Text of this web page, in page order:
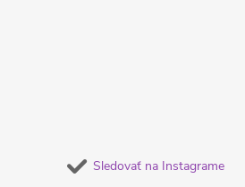
Sledovať na Instagrame